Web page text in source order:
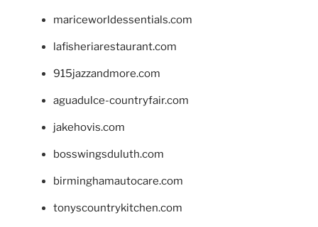
mariceworldessentials.com
lafisheriarestaurant.com
915jazzandmore.com
aguadulce-countryfair.com
jakehovis.com
bosswingsduluth.com
birminghamautocare.com
tonyscountrykitchen.com